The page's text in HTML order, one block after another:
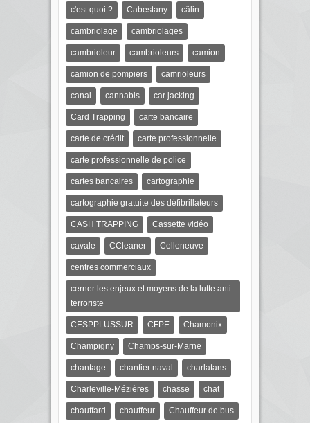
c'est quoi ? Cabestany câlin
cambriolage cambriolages
cambrioleur cambrioleurs camion
camion de pompiers camrioleurs
canal cannabis car jacking
Card Trapping carte bancaire
carte de crédit carte professionnelle
carte professionnelle de police
cartes bancaires cartographie
cartographie gratuite des défibrillateurs
CASH TRAPPING Cassette vidéo
cavale CCleaner Celleneuve
centres commerciaux
cerner les enjeux et moyens de la lutte anti-
terroriste
CESPPLUSSUR CFPE Chamonix
Champigny Champs-sur-Marne
chantage chantier naval charlatans
Charleville-Mézières chasse chat
chauffard chauffeur Chauffeur de bus